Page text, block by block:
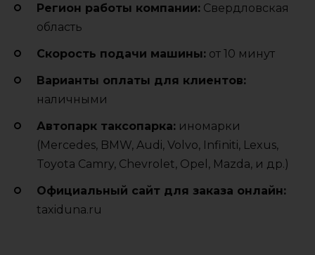
Регион работы компании: Свердловская
область
Cкорость подачи машины: от 10 минут
Варианты оплаты для клиентов:
наличными
Автопарк таксопарка: иномарки
(Mercedes, BMW, Audi, Volvo, Infiniti, Lexus,
Toyota Camry, Chevrolet, Opel, Mazda, и др.)
Официальный сайт для заказа онлайн:
taxiduna.ru